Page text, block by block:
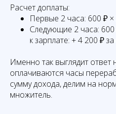
Расчет доплаты:
Первые 2 часа: 600 ₽ ×
Следующие 2 часа:
к зарплате: + 4 200 ₽
Именно так выглядит ответ
оплачиваются часы
сумму дохода, делим на
множитель.